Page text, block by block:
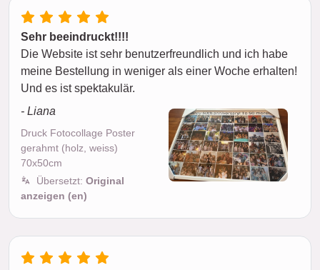
Sehr beeindruckt!!!!
Die Website ist sehr benutzerfreundlich und ich habe
meine Bestellung in weniger als einer Woche erhalten!
Und es ist spektakulär.
- Liana
Druck Fotocollage Poster
gerahmt (holz, weiss)
70x50cm
Übersetzt: Original
anzeigen (en)